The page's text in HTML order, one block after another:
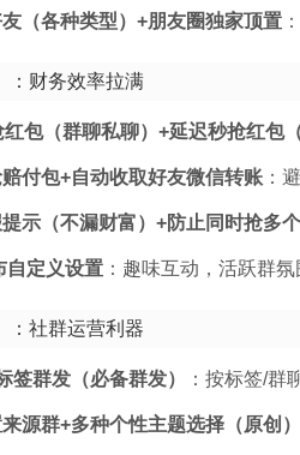
（各种类型）+朋友圈独家顶置
：财务效率拉满
包（群聊私聊）+延迟秒抢红包（
付包+自动收取好友微信转账：
示（不漏财富）+防止同时抢多
自定义设置：趣味互动，活跃群氛
：社群运营利器
签群发（必备群发） ：按标签/群
源群+多种个性主题选择（原创）